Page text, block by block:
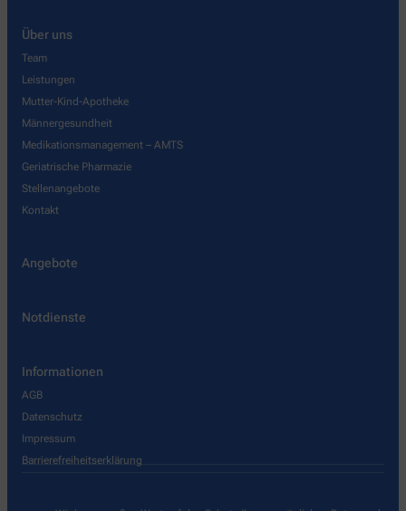
Über uns
Team
Leistungen
Mutter-Kind-Apotheke
Männergesundheit
Medikationsmanagement – AMTS
Geriatrische Pharmazie
Stellenangebote
Kontakt
Angebote
Notdienste
Informationen
AGB
Datenschutz
Impressum
Barrierefreiheitserklärung